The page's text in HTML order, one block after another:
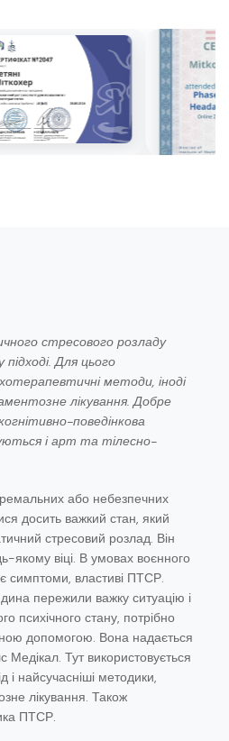
стресового розладу
Для цього
методи, іноді
лікування. Добре
поведінкова
і арт та тілесно-
або небезпечних
досить важкий стан, який
стресовий розлад. Він
якому віці. В умовах воєнного
симптоми, властиві ПТСР.
пережили важку ситуацію і
психічного стану, потрібно
допомогою. Вона надається
Медікал. Тут використовується
і найсучасніші методики,
лікування. Також
ПТСР.